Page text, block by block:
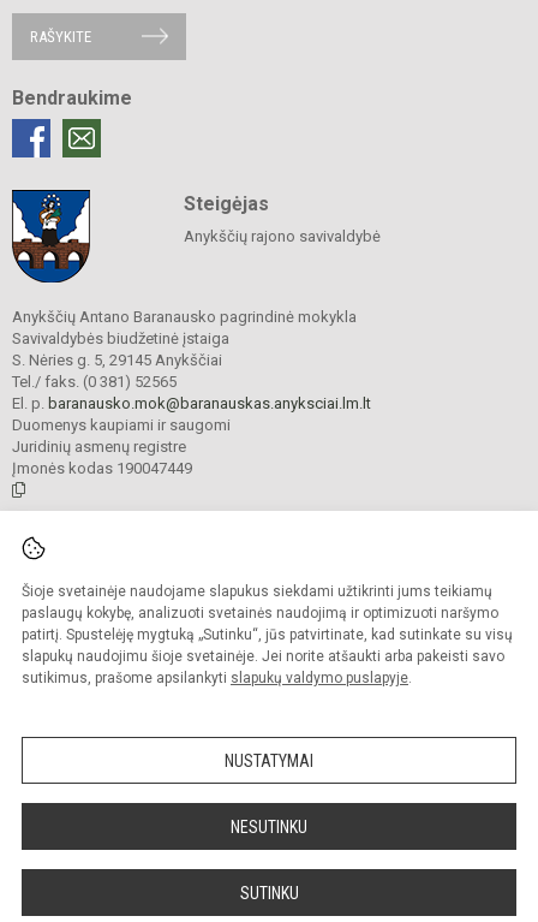
Šioje svetainėje naudojame slapukus siekdami užtikrinti jums teikiamų
paslaugų kokybę, analizuoti svetainės naudojimą ir optimizuoti naršymo
patirtį. Spustelėję mygtuką „Sutinku“, jūs patvirtinate, kad sutinkate su visų
slapukų naudojimu šioje svetainėje. Jei norite atšaukti arba pakeisti savo
sutikimus, prašome apsilankyti slapukų valdymo puslapyje.
NUSTATYMAI
NESUTINKU
SUTINKU
RAŠYKITE
Bendraukime
Steigėjas
Anykščių rajono savivaldybė
Anykščių Antano Baranausko pagrindinė mokykla
Savivaldybės biudžetinė įstaiga
S. Nėries g. 5, 29145 Anykščiai
Tel./ faks. (0 381) 52565
El. p. baranausko.mok@baranauskas.anyksciai.lm.lt
Duomenys kaupiami ir saugomi
Juridinių asmenų registre
Įmonės kodas 190047449
Kopijuoti turinį be raštiško mokyklos administracijos sutikimo griežtai
draudžiama.
Prieinamumo paraiška Slapukų valdymas
Sumanus būdas atnaujinti